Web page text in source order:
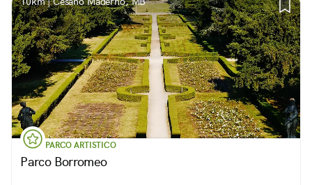
PARCO ARTISTICO
Parco Borromeo